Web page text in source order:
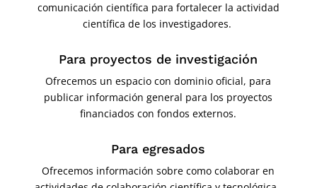
comunicación científica para fortalecer la actividad
científica de los investigadores.
Para proyectos de investigación
Ofrecemos un espacio con dominio oficial, para
publicar información general para los proyectos
financiados con fondos externos.
Para egresados
Ofrecemos información sobre como colaborar en